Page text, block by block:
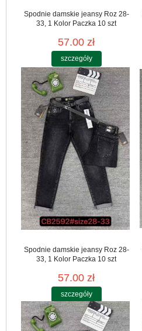
Spodnie damskie jeansy Roz 28-
33, 1 Kolor Paczka 10 szt
57.00 zł
szczegóły
Spodnie damskie jeansy Roz 28-
33, 1 Kolor Paczka 10 szt
57.00 zł
szczegóły